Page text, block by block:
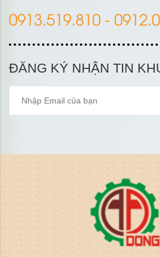
0913.519.810 -
ĐĂNG KÝ NHẬN TIN